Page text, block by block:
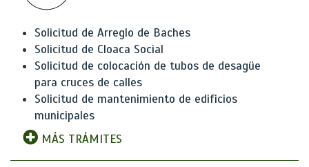
Solicitud de Arreglo de Baches
Solicitud de Cloaca Social
Solicitud de colocación de tubos de desagüe
para cruces de calles
Solicitud de mantenimiento de edificios
municipales
MÁS TRÁMITES